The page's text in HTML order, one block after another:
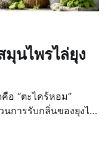
นไพรไล่ยุง
อ “ตะไคร้หอม”
การรับกลิ่นของยุงได้
นได้เช่นกัน ซึ่งน้อง